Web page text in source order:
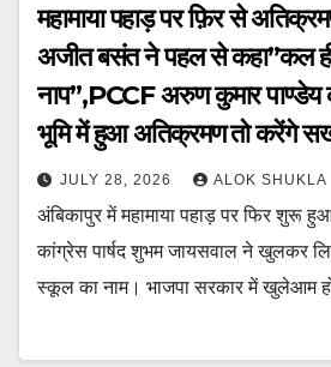
महामाया पहाड़ पर फ़िर से
अजीत बसंत ने पहल से कहा”कल ही
नाप”,PCCF अरुण कुमार पाण्डेय
भूमि में हुआ अतिक्रमण तो करेंगे
JULY 28, 2026 ALOK SHUKLA
अंबिकापुर में महामाया पहाड़ पर फिर शुरू
कांग्रेस पार्षद शुभम जायसवाल ने खुलकर
स्कूल का नाम। भाजपा सरकार में खुलेआम